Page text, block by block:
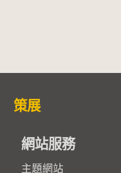
策展
網站服務
主題網站